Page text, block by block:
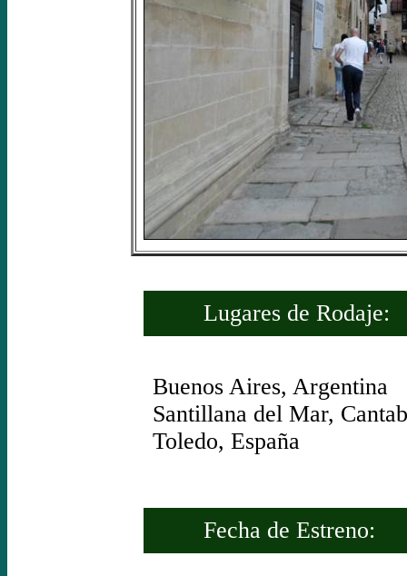
Lugares de Rodaje:
Buenos Aires, Argentina
Santillana del Mar,
Toledo, España
Fecha de Estreno: